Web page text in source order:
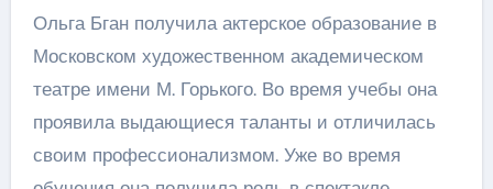
Ольга Бган получила актерское образование в
Московском художественном академическом
театре имени М. Горького. Во время учебы она
проявила выдающиеся таланты и отличилась
своим профессионализмом. Уже во время